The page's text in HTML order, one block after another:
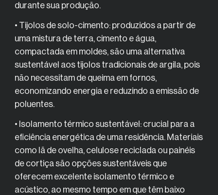
durante sua produção.
• Tijolos de solo-cimento: produzidos a partir de
uma mistura de terra, cimento e água,
compactada em moldes, são uma alternativa
sustentável aos tijolos tradicionais de argila, pois
não necessitam de queima em fornos,
economizando energia e reduzindo a emissão de
poluentes.
• Isolamento térmico sustentável: crucial para a
eficiência energética de uma residência. Materiais
como lã de ovelha, celulose reciclada ou painéis
de cortiça são opções sustentáveis que
oferecem excelente isolamento térmico e
acústico, ao mesmo tempo em que têm baixo